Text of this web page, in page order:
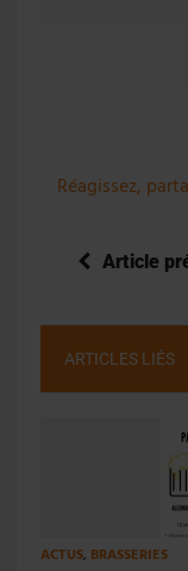
Réagissez,
Article
ARTICLES LIÉS
ACTUS, BRASSERIES